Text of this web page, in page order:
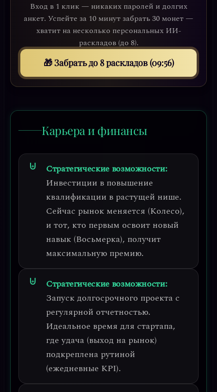
Вход в 1 клик — никаких паролей и долгих
анкет. Успейте за 10 минут забрать 30 монет —
хватит на несколько персональных ИИ-
раскладов (до 8).
🎁 Забрать до 8 раскладов (09:53)
Карьера и финансы
Стратегические возможности:
Инвестиции в повышение
квалификации в растущей нише.
Сейчас рынок меняется (Колесо),
и тот, кто первым освоит новый
навык (Восьмерка), получит
максимальную премию.
Стратегические возможности:
Запуск долгосрочного проекта с
регулярной отчетностью.
Идеальное время для стартапа,
где удача (выход на рынок)
подкреплена рутиной
(ежедневные KPI).